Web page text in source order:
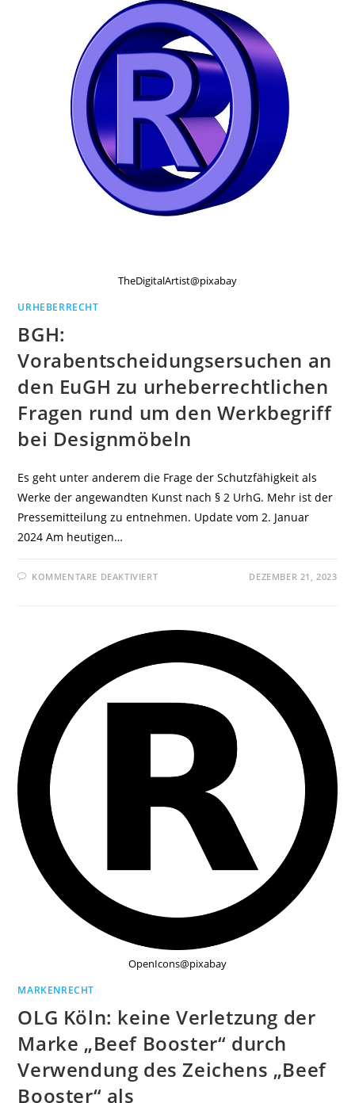
TheDigitalArtist@pixabay
URHEBERRECHT
BGH:
Vorabentscheidungsersuchen an
den EuGH zu urheberrechtlichen
Fragen rund um den Werkbegriff
bei Designmöbeln
Es geht unter anderem die Frage der Schutzfähigkeit als
Werke der angewandten Kunst nach § 2 UrhG. Mehr ist der
Pressemitteilung zu entnehmen. Update vom 2. Januar
2024 Am heutigen…
KOMMENTARE DEAKTIVIERTFÜR
EUGH
URHEBERRECHTLICHEN
RUND
WERKBEGRIFF
DESIGNMÖBELN
DEZEMBER 21, 2023
OpenIcons@pixabay
MARKENRECHT
OLG Köln: keine Verletzung der
Marke „Beef Booster“ durch
Verwendung des Zeichens „Beef
Booster“ als